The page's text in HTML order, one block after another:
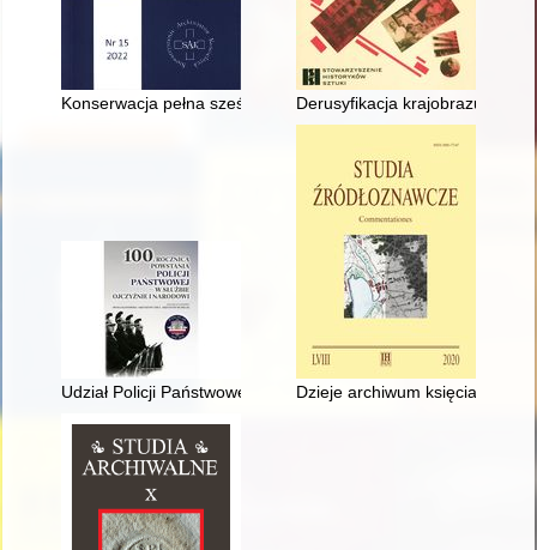
Konserwacja pełna sześciu ksiąg metrykalnych z zasobu
Derusyfikacja krajobrazu
Udział Policji Państwowej w kampanii wrześniowej 1939 r
Dzieje archiwum księcia